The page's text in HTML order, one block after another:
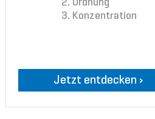
Konzentration
Jetzt entdecken ›